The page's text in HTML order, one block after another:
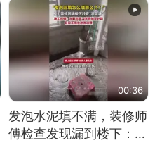
00:36
发泡水泥填不满，装修师
傅检查发现漏到楼下：出